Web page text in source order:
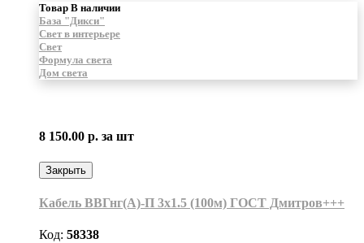
Товар В наличии
База "Дикси"
Свет в интерьере
Свет
Формула света
Дом света
8 150.00 р. за шт
Закрыть
Кабель ВВГнг(А)-П 3х1.5 (100м) ГОСТ Дмитров+++
Код: 58338